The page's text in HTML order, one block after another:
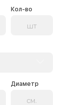
Кол-во
Диаметр